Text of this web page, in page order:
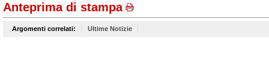
Anteprima di stampa
Argomenti correlati: Ultime Notizie